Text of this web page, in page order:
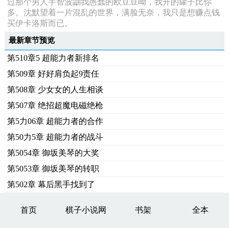
过那个男人宇智波鼬我愚蠢的欧豆豆呦，我开的罐子比你
多。沈默望着一片混乱的世界，满脸无奈，我只是想赚点钱
买伊卡洛斯而已。
最新章节预览
第510章5 超能力者新排名
第509章 好好肩负起9责任
第508章 少女女的人生相谈
第507章 绝招超魔电磁绝枪
第5力06章 超能力者的合作
第50力5章 超能力者的战斗
第5054章 御坂美琴的大奖
第5053章 御坂美琴的转职
第502章 幕后黑手找到了
首页 棋子小说网 书架 全本